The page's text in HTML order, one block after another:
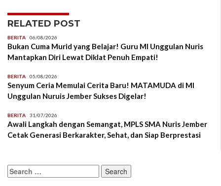
RELATED POST
BERITA 06/08/2026
Bukan Cuma Murid yang Belajar! Guru MI Unggulan Nuris
Mantapkan Diri Lewat Diklat Penuh Empati!
BERITA 05/08/2026
Senyum Ceria Memulai Cerita Baru! MATAMUDA di MI
Unggulan Nuruis Jember Sukses Digelar!
BERITA 31/07/2026
Awali Langkah dengan Semangat, MPLS SMA Nuris Jember
Cetak Generasi Berkarakter, Sehat, dan Siap Berprestasi
Search
for: